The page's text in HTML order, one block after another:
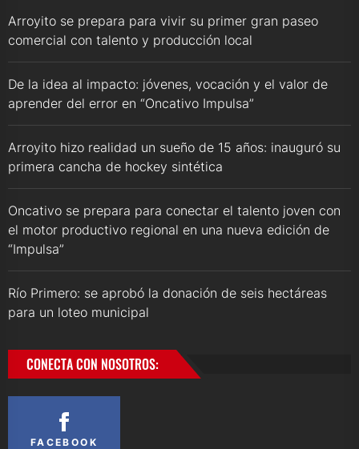
Arroyito se prepara para vivir su primer gran paseo
comercial con talento y producción local
De la idea al impacto: jóvenes, vocación y el valor de
aprender del error en “Oncativo Impulsa”
Arroyito hizo realidad un sueño de 15 años: inauguró su
primera cancha de hockey sintética
Oncativo se prepara para conectar el talento joven con
el motor productivo regional en una nueva edición de
“Impulsa”
Río Primero: se aprobó la donación de seis hectáreas
para un loteo municipal
CONECTA CON NOSOTROS:
FACEBOOK